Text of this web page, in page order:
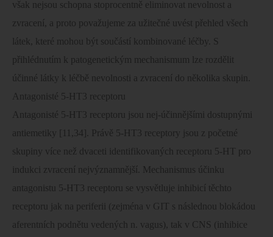
však nejsou schopna stoprocentně eliminovat nevolnost a
zvracení, a proto považujeme za užitečné uvést přehled všech
látek, které mohou být součástí kombinované léčby. S
přihlédnutím k patogenetickým mechanismum lze rozdělit
účinné látky k léčbě nevolnosti a zvracení do několika skupin.
Antagonisté 5-HT3 receptoru
Antagonisté 5-HT3 receptoru jsou nej-účinnějšími dostupnými
antiemetiky [11,34]. Právě 5-HT3 receptory jsou z početné
skupiny více než dvaceti identifikovaných receptoru 5-HT pro
indukci zvracení nejvýznamnější. Mechanismus účinku
antagonistu 5-HT3 receptoru se vysvětluje inhibicí těchto
receptoru jak na periferii (zejména v GIT s následnou blokádou
aferentních podnětu vedených n. vagus), tak v CNS (inhibice